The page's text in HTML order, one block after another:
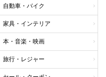
自動車・バイク
家具・インテリア
本・音楽・映画
旅行・レジャー